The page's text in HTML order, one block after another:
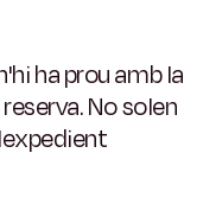
ha prou amb la
No solen